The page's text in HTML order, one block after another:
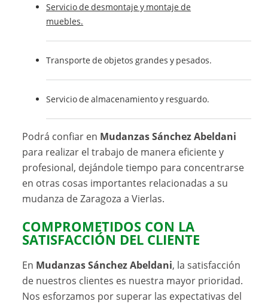
Servicio de desmontaje y montaje de
muebles.
Transporte de objetos grandes y pesados.
Servicio de almacenamiento y resguardo.
Podrá confiar en Mudanzas Sánchez Abeldani
para realizar el trabajo de manera eficiente y
profesional, dejándole tiempo para concentrarse
en otras cosas importantes relacionadas a su
mudanza de Zaragoza a Vierlas.
COMPROMETIDOS CON LA
SATISFACCIÓN DEL CLIENTE
En Mudanzas Sánchez Abeldani, la satisfacción
de nuestros clientes es nuestra mayor prioridad.
Nos esforzamos por superar las expectativas del